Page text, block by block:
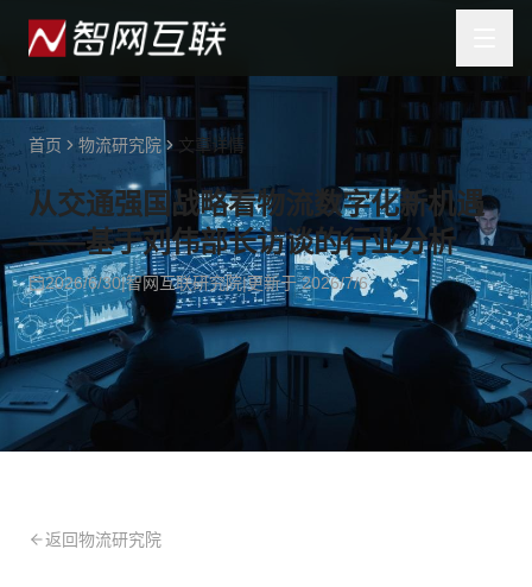
首页 物流研究院 文章详情
从交通强国战略看物流数字化新机遇
——基于刘伟部长访谈的行业分析
2026/6/30|智网互联研究院|更新于2026/7/6
返回物流研究院